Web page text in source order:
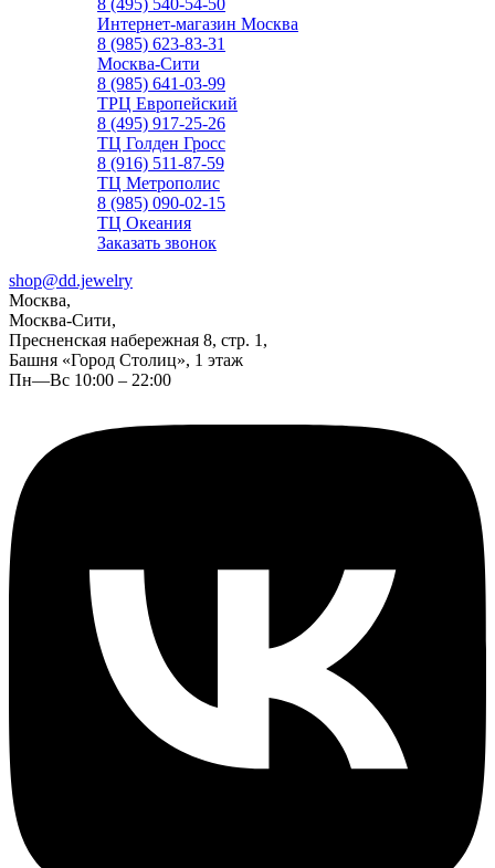
8 (495) 540-54-50
Интернет-магазин Москва
8 (985) 623-83-31
Москва-Сити
8 (985) 641-03-99
ТРЦ Европейский
8 (495) 917-25-26
ТЦ Голден Гросс
8 (916) 511-87-59
ТЦ Метрополис
8 (985) 090-02-15
ТЦ Океания
Заказать звонок
shop@dd.jewelry
Москва,
Москва-Сити,
Пресненская набережная 8, стр. 1,
Башня «Город Столиц», 1 этаж
Пн—Вс 10:00 – 22:00